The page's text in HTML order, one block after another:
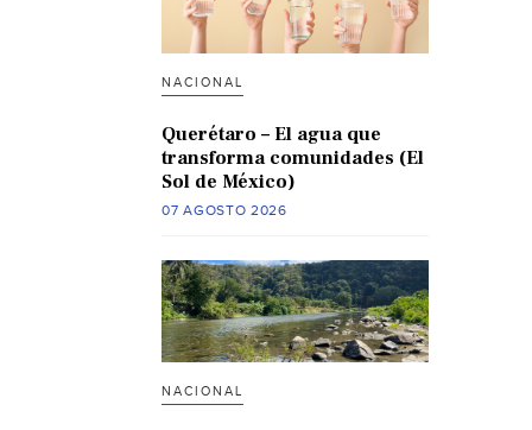
NACIONAL
Querétaro – El agua que
transforma comunidades (El
Sol de México)
07 AGOSTO 2026
NACIONAL